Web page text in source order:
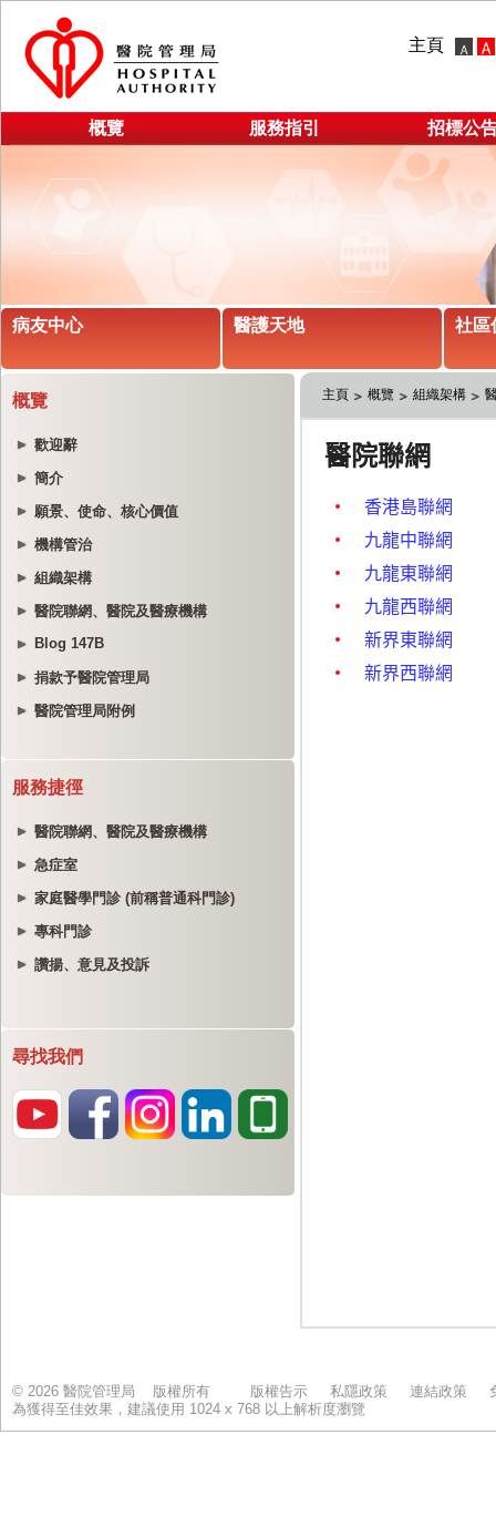
主頁
概覽 服務指引 招標公
病友中心 醫護天地 社區
概覽
歡迎辭
簡介
願景、使命、核心價值
機構管治
組織架構
醫院聯網、醫院及醫療機構
Blog 147B
捐款予醫院管理局
醫院管理局附例
服務捷徑
醫院聯網、醫院及醫療機構
急症室
家庭醫學門診 (前稱普通科門診)
專科門診
讚揚、意見及投訴
尋找我們
主頁 概覽 組織架構
© 2026 醫院管理局 版權所有 版權告示 私隱政策 連結政策
為獲得至佳效果，建議使用 1024 x 768 以上解析度瀏覽